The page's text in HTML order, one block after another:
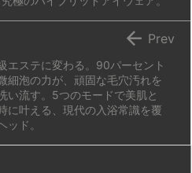
エステに変わる。90パーセント
細泡の力が、頑固な毛穴汚れを
い流す。5つのモードで美肌と
に叶える、現代の入浴常識を覆
ド。
 Prev